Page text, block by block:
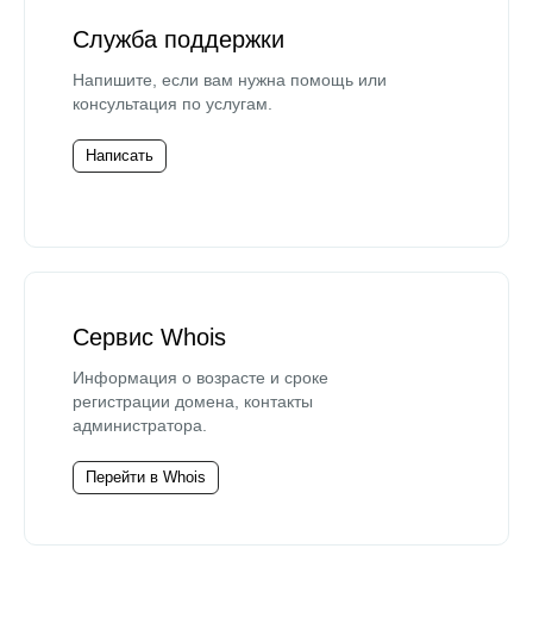
Служба поддержки
Напишите, если вам нужна помощь или
консультация по услугам.
Написать
Сервис Whois
Информация о возрасте и сроке
регистрации домена, контакты
администратора.
Перейти в Whois